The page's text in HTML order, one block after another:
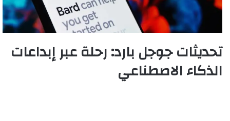
تحديثات جوجل بارد: رحلة عبر إبداعات
الذكاء الاصطناعي